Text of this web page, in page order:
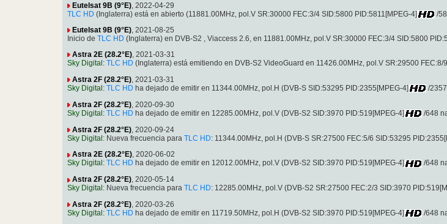
Eutelsat 9B (9°E) , 2022-04-29
TLC HD (Inglaterra) está en abierto (11881.00MHz, pol.V SR:30000 FEC:3/4 SID:5800 PID:5811[MPEG-4] /
Eutelsat 9B (9°E), 2021-08-25
Inicio de TLC HD (Inglaterra) en DVB-S2 , Viaccess 2.6, en 11881.00MHz, pol.V SR:30000 FEC:3/4 SID:5800
Astra 2E (28.2°E), 2021-03-31
Sky Digital : TLC HD (Inglaterra) está emitiendo en DVB-S2 VideoGuard en 11426.00MHz, pol.V SR:29500 FEC:8/
Astra 2F (28.2°E), 2021-03-31
Sky Digital : TLC HD ha dejado de emitir en 11344.00MHz, pol.H (DVB-S SID:53295 PID:2355[MPEG-4] /
Astra 2F (28.2°E), 2020-09-30
Sky Digital: TLC HD ha dejado de emitir en 12285.00MHz, pol.V (DVB-S2 SID:3970 PID:519[MPEG-4] /648
Astra 2F (28.2°E) , 2020-09-24
Sky Digital: Nueva frecuencia para TLC HD: 11344.00MHz, pol.H (DVB-S SR:27500 FEC:5/6 SID:53295
Astra 2E (28.2°E), 2020-06-02
Sky Digital : TLC HD ha dejado de emitir en 12012.00MHz, pol.V (DVB-S2 SID:3970 PID:519[MPEG-4] /648
Astra 2F (28.2°E), 2020-05-14
Sky Digital : Nueva frecuencia para TLC HD: 12285.00MHz, pol.V (DVB-S2 SR:27500 FEC:2/3 SID:3970
Astra 2F (28.2°E), 2020-03-26
Sky Digital : TLC HD ha dejado de emitir en 11719.50MHz, pol.H (DVB-S2 SID:3970 PID:519[MPEG-4] /648